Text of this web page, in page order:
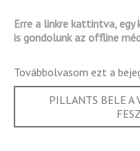
Erre a linkre kattintva,
is gondolunk az offline
Továbbolvasom ezt a
PILLANTS BELE A